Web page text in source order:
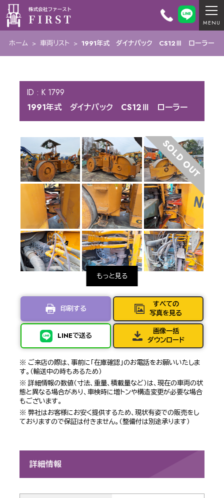
ホーム > 車両リスト > 1991年式 ダイナパック CS12Ⅲ ローラー
ID : K 1799
1991年式 ダイナパック CS12Ⅲ ローラー
SOLD OUT
印刷する
LINEで送る
すべての
写真を見る
画像一括
ダウンロード
※ ご来店の際は、事前に「在庫確認」のお電話をお願いいたしま
す。（輸送中の時もあるため）
※ 詳細情報の数値（寸法、重量、積載量など）は、現在の車両の状
態と異なる場合があり、車検時に増トンや構造変更が必要な場合
もございます。
※ 弊社はお客様にお安く提供するため、現状有姿での販売をし
ておりますので保証は付きません。（整備付は別途承ります）
詳細情報